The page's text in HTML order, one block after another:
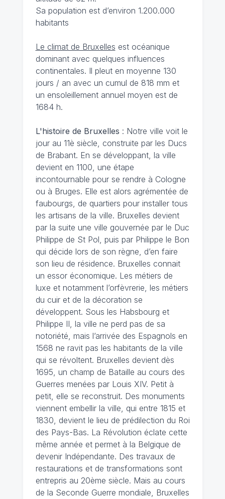
Sa population est d’environ 1.200.000
habitants
Le climat de Bruxelles est océanique
dominant avec quelques influences
continentales. Il pleut en moyenne 130
jours / an avec un cumul de 818 mm et
un ensoleillement annuel moyen est de
1684 h.
L'histoire de Bruxelles : Notre ville voit le
jour au 11è siècle, construite par les Ducs
de Brabant. En se développant, la ville
devient en 1100, une étape
incontournable pour se rendre à Cologne
ou à Bruges. Elle est alors agrémentée de
faubourgs, de quartiers pour installer tous
les artisans de la ville. Bruxelles devient
par la suite une ville gouvernée par le Duc
Philippe de St Pol, puis par Philippe le Bon
qui décide lors de son règne, d’en faire
son lieu de résidence. Bruxelles connait
un essor économique. Les métiers de
luxe et notamment l’orfèvrerie, les métiers
du cuir et de la décoration se
développent. Sous les Habsbourg et
Philippe II, la ville ne perd pas de sa
notoriété, mais l’arrivée des Espagnols en
1568 ne ravit pas les habitants de la ville
qui se révoltent. Bruxelles devient dès
1695, un champ de Bataille au cours des
Guerres menées par Louis XIV. Petit à
petit, elle se reconstruit. Des monuments
viennent embellir la ville, qui entre 1815 et
1830, devient le lieu de prédilection du Roi
des Pays-Bas. La Révolution éclate cette
même année et permet à la Belgique de
devenir Indépendante. Des travaux de
restaurations et de transformations sont
entrepris au 20ème siècle. Mais au cours
de la Seconde Guerre mondiale, Bruxelles